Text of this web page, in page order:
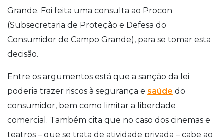
Grande. Foi feita uma consulta ao Procon
(Subsecretaria de Proteção e Defesa do
Consumidor de Campo Grande), para se tomar esta
decisão.
Entre os argumentos está que a sanção da lei
poderia trazer riscos à segurança e saúde do
consumidor, bem como limitar a liberdade
comercial. Também cita que no caso dos cinemas e
teatros – que se trata de atividade privada – cabe ao